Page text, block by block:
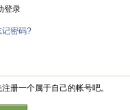
登录
记密码?
册一个属于自己的帐号吧。